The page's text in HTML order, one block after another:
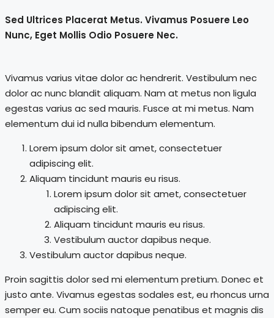
Sed Ultrices Placerat Metus. Vivamus Posuere Leo
Nunc, Eget Mollis Odio Posuere Nec.
Vivamus varius vitae dolor ac hendrerit. Vestibulum nec
dolor ac nunc blandit aliquam. Nam at metus non ligula
egestas varius ac sed mauris. Fusce at mi metus. Nam
elementum dui id nulla bibendum elementum.
Lorem ipsum dolor sit amet, consectetuer
adipiscing elit.
Aliquam tincidunt mauris eu risus.
Lorem ipsum dolor sit amet, consectetuer
adipiscing elit.
Aliquam tincidunt mauris eu risus.
Vestibulum auctor dapibus neque.
Vestibulum auctor dapibus neque.
Proin sagittis dolor sed mi elementum pretium. Donec et
justo ante. Vivamus egestas sodales est, eu rhoncus urna
semper eu. Cum sociis natoque penatibus et magnis dis